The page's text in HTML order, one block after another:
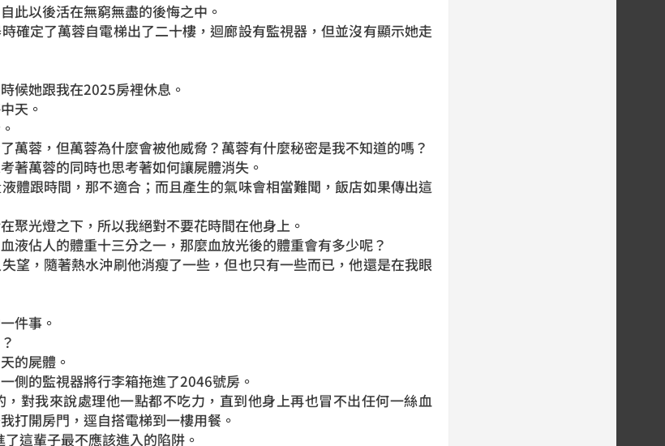
此以後活在無窮無盡的後悔之中。
確定了萬蓉自電梯出了二十樓，迴廊設有監視器，但並沒有顯示她走
候她跟我在2025房裡休息。
天。
萬蓉，但萬蓉為什麼會被他威脅？萬蓉有什麼秘密是我不知道的嗎？
著萬蓉的同時也思考著如何讓屍體消失。
體跟時間，那不適合；而且產生的氣味會相當難聞，飯店如果傳出這
聚光燈之下，所以我絕對不要花時間在他身上。
液佔人的體重十三分之一，那麼血放光後的體重會有多少呢？
望，隨著熱水沖刷他消瘦了一些，但也只有一些而已，他還是在我眼
件事。
的屍體。
側的監視器將行李箱拖進了2046號房。
對我來說處理他一點都不吃力，直到他身上再也冒不出任何一絲血
打開房門，逕自搭電梯到一樓用餐。
這輩子最不應該進入的陷阱。